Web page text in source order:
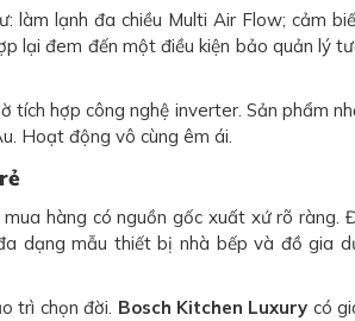
làm lạnh đa chiều Multi Air Flow; cảm
lại đem đến một điều kiện bảo quản lý
tích hợp công nghệ inverter. Sản phẩm
Hoạt động vô cùng êm ái.
hàng có nguồn gốc xuất xứ rõ ràng.
dạng mẫu thiết bị nhà bếp và đồ gia
trì chọn đời. Bosch Kitchen Luxury có